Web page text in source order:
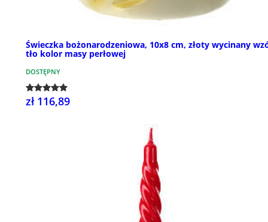
Świeczka bożonarodzeniowa, 10x8 cm, złoty wycinany
tło kolor masy perłowej
DOSTĘPNY
zł 116,89